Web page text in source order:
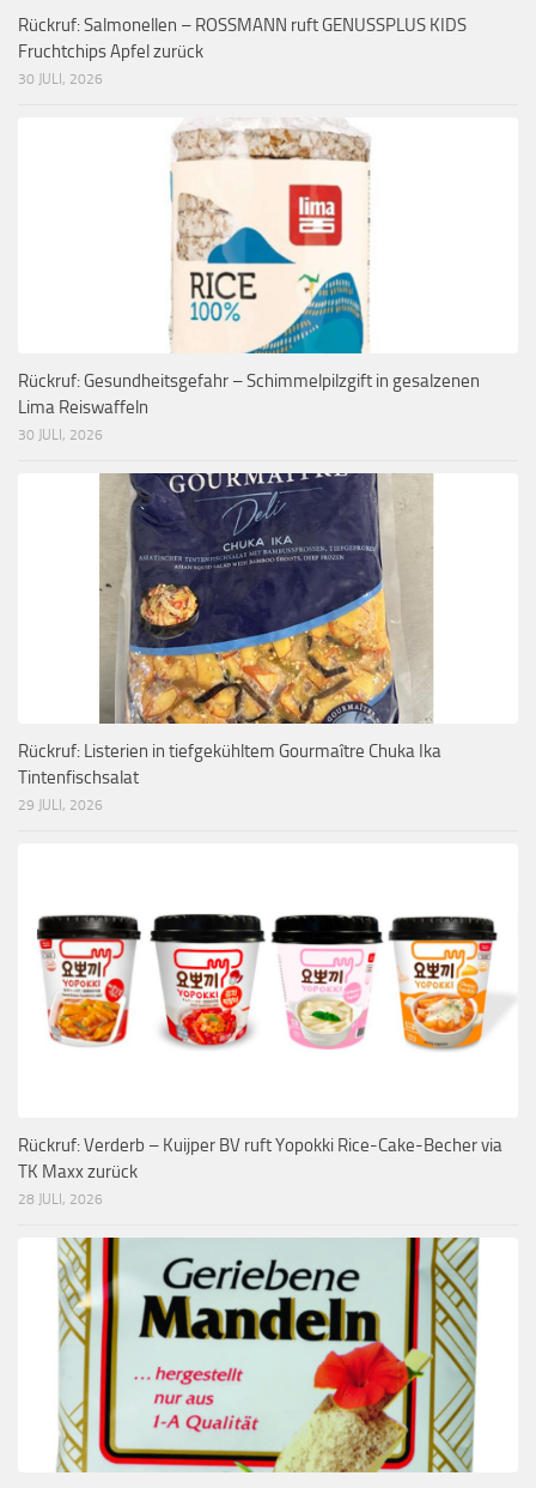
Rückruf: Salmonellen – ROSSMANN ruft GENUSSPLUS KIDS
Fruchtchips Apfel zurück
30 JULI, 2026
Rückruf: Gesundheitsgefahr – Schimmelpilzgift in gesalzenen
Lima Reiswaffeln
30 JULI, 2026
Rückruf: Listerien in tiefgekühltem Gourmaître Chuka Ika
Tintenfischsalat
29 JULI, 2026
Rückruf: Verderb – Kuijper BV ruft Yopokki Rice-Cake-Becher via
TK Maxx zurück
28 JULI, 2026